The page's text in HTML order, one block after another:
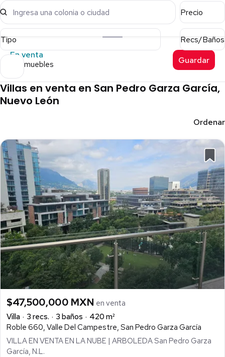
Ingresa una colonia o ciudad Precio
Tipo
Recs/Baños
En venta
10 inmuebles Guardar
Villas en venta en San Pedro Garza García,
Nuevo León
Ordenar
$47,500,000 MXN en venta
Villa
3 recs. 3 baños
420 m²
Roble 660, Valle Del Campestre, San Pedro Garza García
VILLA EN VENTA EN LA NUBE | ARBOLEDA San Pedro Garza
García, N.L.